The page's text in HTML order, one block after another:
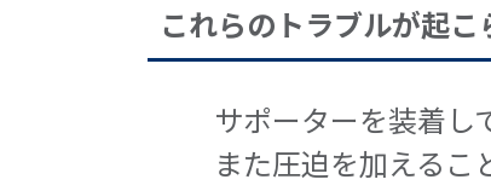
これらのトラブルが起こ
サポーターを装着し
また圧迫を加える